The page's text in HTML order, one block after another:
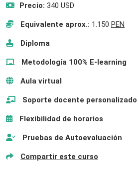
Precio: 340 USD
Equivalente aprox.: 1.150 PEN
Diploma
Metodología 100% E-learning
Aula virtual
Soporte docente personalizado
Flexibilidad de horarios
Pruebas de Autoevaluación
Compartir este curso